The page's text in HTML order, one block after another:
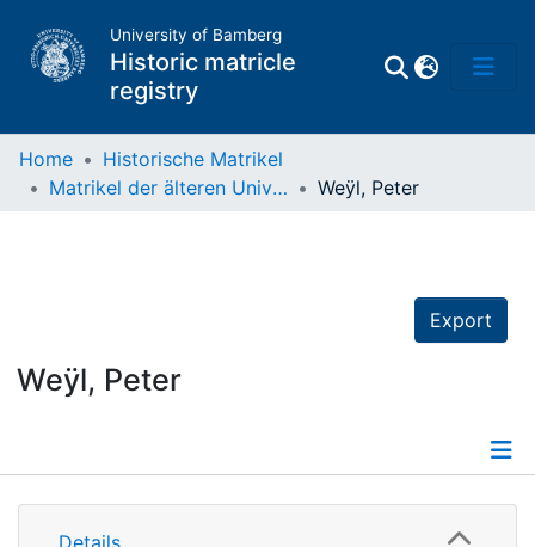
University of Bamberg
Historic matricle
registry
Home
Historische Matrikel
Matrikel der älteren Universität
Weÿl, Peter
Export
Weÿl, Peter
Details
Details